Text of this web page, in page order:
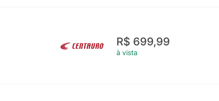
R$ 699,99
à vista